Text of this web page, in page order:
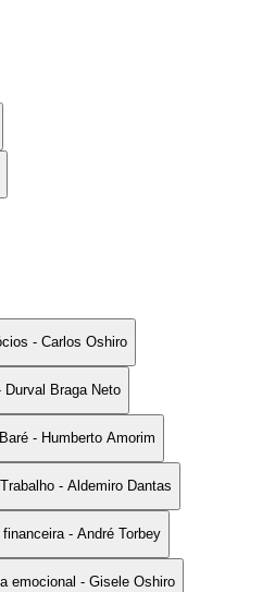
- Carlos Oshiro
Durval Braga Neto
- Humberto Amorim
- Aldemiro Dantas
- André Torbey
emocional - Gisele Oshiro